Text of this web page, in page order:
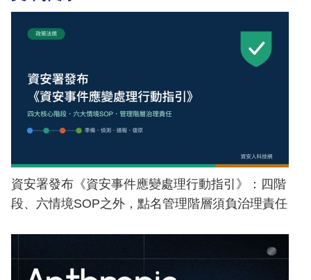
資安署發布《資安事件應變處理行動指引》：四階
段、六情境SOP之外，點名管理階層須負治理責任